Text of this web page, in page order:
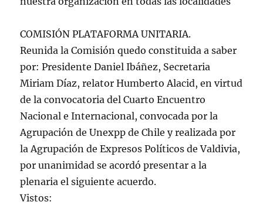
COMISIÓN PLATAFORMA UNITARIA.
Reunida la Comisión quedo constituida a saber
por: Presidente Daniel Ibáñez, Secretaria
Miriam Díaz, relator Humberto Alacid, en virtud
de la convocatoria del Cuarto Encuentro
Nacional e Internacional, convocada por la
Agrupación de Unexpp de Chile y realizada por
la Agrupación de Expresos Políticos de Valdivia,
por unanimidad se acordó presentar a la
plenaria el siguiente acuerdo.
Vistos: